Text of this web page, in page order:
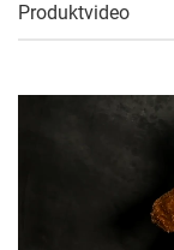
Produktvideo